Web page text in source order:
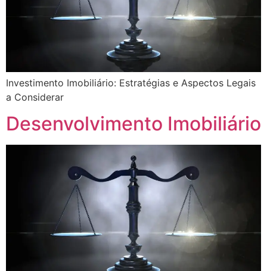
Investimento Imobiliário: Estratégias e Aspectos Legais
a Considerar
Desenvolvimento Imobiliário